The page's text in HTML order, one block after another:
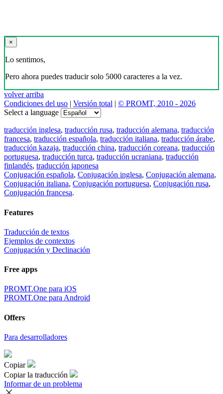
×
Lo sentimos,
Pero ahora puedes traducir solo 5000 caracteres a la vez.
volver arriba
Condiciones del uso | Versión total | © PROMT, 2010 - 2026
Select a language
traducción inglesa, traducción rusa, traducción alemana, traducción
francesa, traducción española, traducción italiana, traducción árabe,
traducción kazaja, traducción china, traducción coreana, traducción
portuguesa, traducción turca, traducción ucraniana, traducción
finlandés, traducción japonesa
Conjugación española, Conjugación inglesa, Conjugación alemana,
Conjugación italiana, Conjugación portuguesa, Conjugación rusa,
Conjugación francesa.
Features
Traducción de textos
Ejemplos de contextos
Conjugación y Declinación
Free apps
PROMT.One para iOS
PROMT.One para Android
Offers
Para desarrolladores
Copiar
Copiar la traducción
Informar de un problema